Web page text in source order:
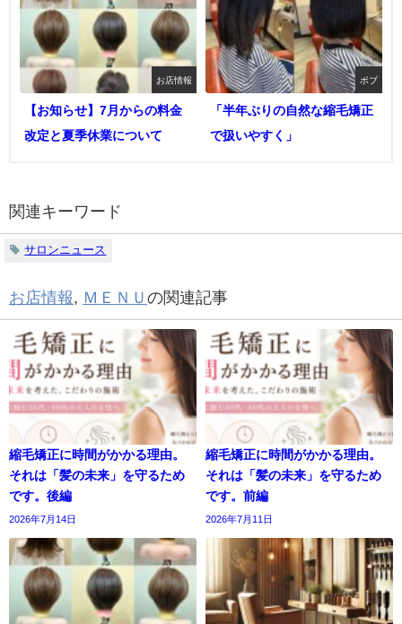
お店情報
【お知らせ】7月からの料金
改定と夏季休業について
ボブ
「半年ぶりの自然な縮毛矯正
で扱いやすく」
関連キーワード
サロンニュース
お店情報, ＭＥＮＵ の関連記事
縮毛矯正に時間がかかる理由。
それは「髪の未来」を守るため
です。後編
2026年7月14日
縮毛矯正に時間がかかる理由。
それは「髪の未来」を守るため
です。前編
2026年7月11日